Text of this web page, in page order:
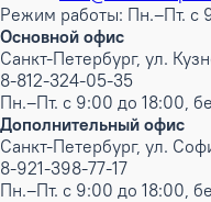
Режим работы: Пн.–Пт. с
Основной офис
Санкт-Петербург, ул.
8-812-324-05-35
Пн.–Пт. с 9:00 до 18:00,
Дополнительный офис
Санкт-Петербург, ул.
8-921-398-77-17
Пн.–Пт. с 9:00 до 18:00,